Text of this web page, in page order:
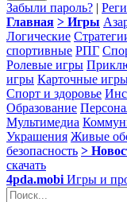
Забыли пароль? |
Главная > Игры
Логические
спортивные РПГ
Ролевые игры
игры Карточные
Спорт и здоровье
Образование
Мультимедиа
Украшения Живые
безопасность >
скачать
4pda.mobi Игры и